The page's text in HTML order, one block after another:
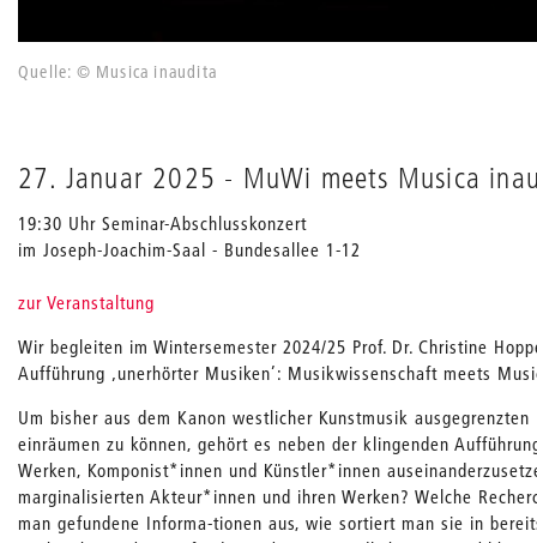
Quelle: © Musica inaudita
27. Januar 2025 - MuWi meets Musica
19:30 Uhr Seminar-Abschlusskonzert
im Joseph-Joachim-Saal - Bundesallee 1-12
zur Veranstaltung
Wir begleiten im Wintersemester 2024/25 Prof. Dr. Christine
Aufführung ‚unerhörter Musiken’: Musikwissenschaft meets
Um bisher aus dem Kanon westlicher Kunstmusik
einräumen zu können, gehört es neben der klingenden
Werken, Komponist*innen und Künstler*innen
marginalisierten Akteur*innen und ihren Werken? Welche
man gefundene Informa-tionen aus, wie sortiert man sie in